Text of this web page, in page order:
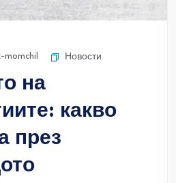
momchil Новости
на
какво
през